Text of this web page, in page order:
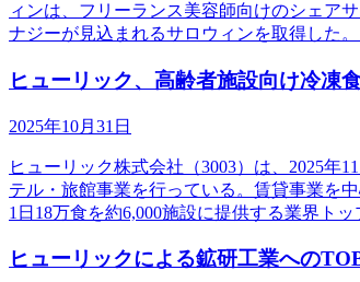
ィンは、フリーランス美容師向けのシェア
ナジーが見込まれるサロウィンを取得した
ヒューリック、高齢者施設向け冷凍
2025年10月31日
ヒューリック株式会社（3003）は、2025年
テル・旅館事業を行っている。賃貸事業を
1日18万食を約6,000施設に提供する業界トッ
ヒューリックによる鉱研工業への